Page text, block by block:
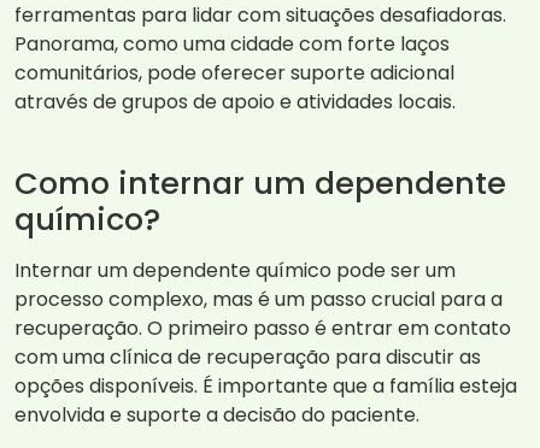
ferramentas para lidar com situações desafiadoras.
Panorama, como uma cidade com forte laços
comunitários, pode oferecer suporte adicional
através de grupos de apoio e atividades locais.
Como internar um dependente
químico?
Internar um dependente químico pode ser um
processo complexo, mas é um passo crucial para a
recuperação. O primeiro passo é entrar em contato
com uma clínica de recuperação para discutir as
opções disponíveis. É importante que a família esteja
envolvida e suporte a decisão do paciente.